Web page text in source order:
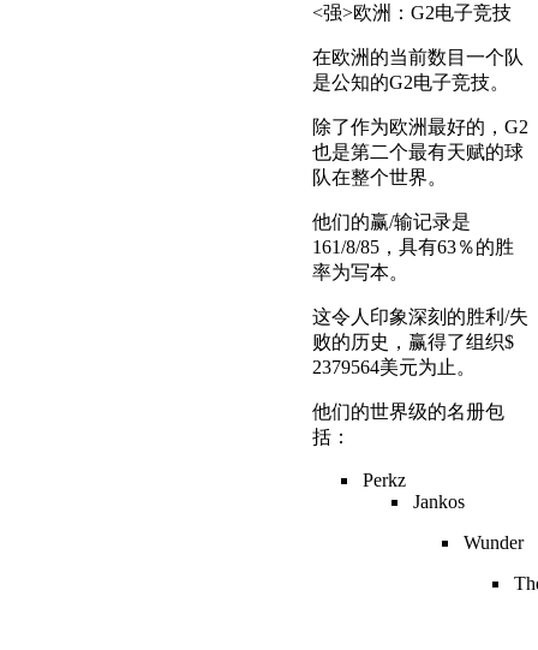
<强>欧洲：G2电子竞技
在欧洲的当前数目一个队
是公知的G2电子竞技。
除了作为欧洲最好的，G2
也是第二个最有天赋的球
队在整个世界。
他们的赢/输记录是
161/8/85，具有63％的胜
率为写本。
这令人印象深刻的胜利/失
败的历史，赢得了组织$
2379564美元为止。
他们的世界级的名册包
括：
Perkz
Jankos
Wunder